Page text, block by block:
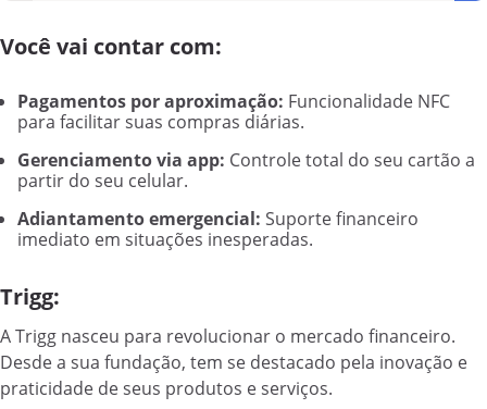
Você vai contar com:
Pagamentos por aproximação: Funcionalidade NFC
para facilitar suas compras diárias.
Gerenciamento via app: Controle total do seu cartão a
partir do seu celular.
Adiantamento emergencial: Suporte financeiro
imediato em situações inesperadas.
Trigg:
A Trigg nasceu para revolucionar o mercado financeiro.
Desde a sua fundação, tem se destacado pela inovação e
praticidade de seus produtos e serviços.